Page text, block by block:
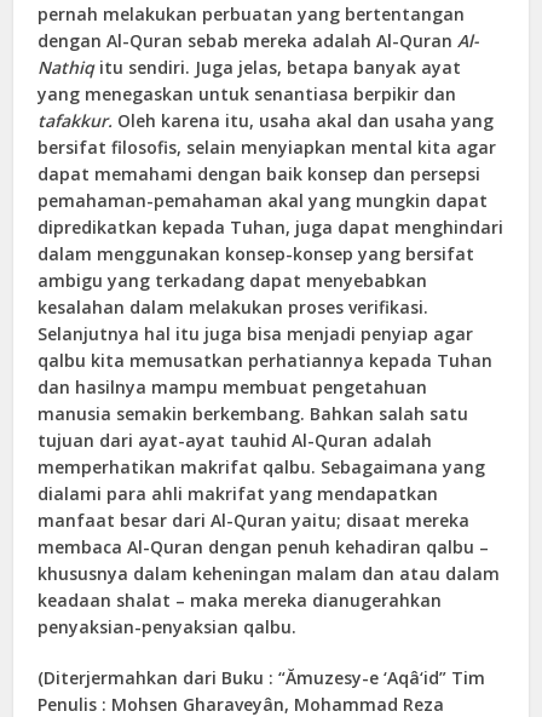
pernah melakukan perbuatan yang bertentangan
dengan Al-Quran sebab mereka adalah Al-QuranAl-
Nathiqitu sendiri. Juga jelas, betapa banyak ayat
yang menegaskan untuk senantiasa berpikir dan
tafakkur. Oleh karena itu, usaha akal dan usaha yang
bersifat filosofis, selain menyiapkan mental kita agar
dapat memahami dengan baik konsep dan persepsi
pemahaman-pemahaman akal yang mungkin dapat
dipredikatkan kepada Tuhan, juga dapat menghindari
dalam menggunakan konsep-konsep yang bersifat
ambigu yang terkadang dapat menyebabkan
kesalahan dalam melakukan proses verifikasi.
Selanjutnya hal itu juga bisa menjadi penyiap agar
qalbu kita memusatkan perhatiannya kepada Tuhan
dan hasilnya mampu membuat pengetahuan
manusia semakin berkembang. Bahkan salah satu
tujuan dari ayat-ayat tauhid Al-Quran adalah
memperhatikan makrifat qalbu. Sebagaimana yang
dialami para ahli makrifat yang mendapatkan
manfaat besar dari Al-Quran yaitu; disaat mereka
membaca Al-Quran dengan penuh kehadiran qalbu –
khususnya dalam keheningan malam dan atau dalam
keadaan shalat – maka mereka dianugerahkan
penyaksian-penyaksian qalbu.
(Diterjermahkan dari Buku : “Ămuzesy-e ‘Aqâ‘id” Tim
Penulis : Mohsen Gharaveyân, Mohammad Reza